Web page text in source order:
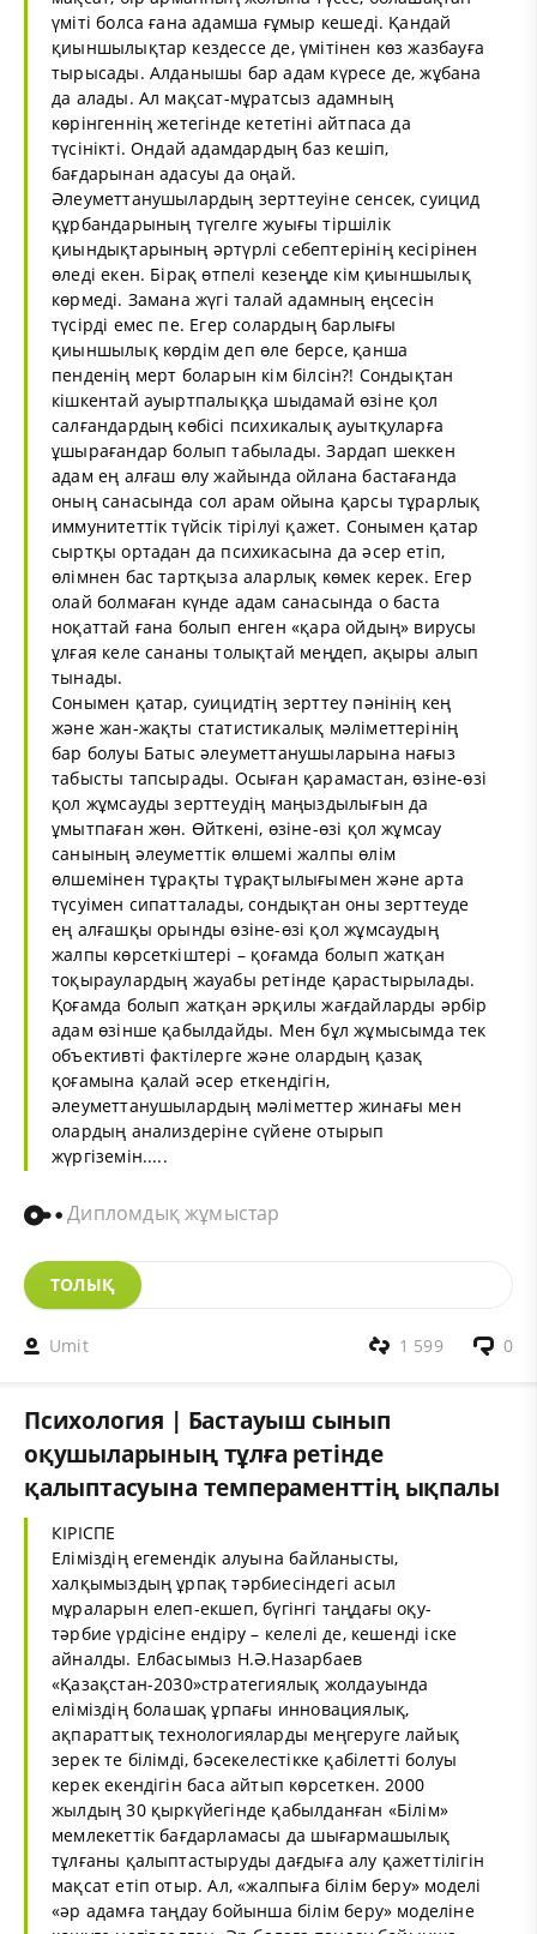
үміті болса ғана адамша ғұмыр кешеді. Қандай
қиыншылықтар кездессе де, үмітінен көз жазбауға
тырысады. Алданышы бар адам күресе де, жұбана
да алады. Ал мақсат-мұратсыз адамның
көрінгеннің жетегінде кететіні айтпаса да
түсінікті. Ондай адамдардың баз кешіп,
бағдарынан адасуы да оңай.
Әлеуметтанушылардың зерттеуіне сенсек, суицид
құрбандарының түгелге жуығы тіршілік
қиындықтарының әртүрлі себептерінің кесірінен
өледі екен. Бірақ өтпелі кезеңде кім қиыншылық
көрмеді. Замана жүгі талай адамның еңсесін
түсірді емес пе. Егер солардың барлығы
қиыншылық көрдім деп өле берсе, қанша
пенденің мерт боларын кім білсін?! Сондықтан
кішкентай ауыртпалыққа шыдамай өзіне қол
салғандардың көбісі психикалық ауытқуларға
ұшырағандар болып табылады. Зардап шеккен
адам ең алғаш өлу жайында ойлана бастағанда
оның санасында сол арам ойына қарсы тұрарлық
иммунитеттік түйсік тірілуі қажет. Сонымен қатар
сыртқы ортадан да психикасына да әсер етіп,
өлімнен бас тартқыза аларлық көмек керек. Егер
олай болмаған күнде адам санасында о баста
ноқаттай ғана болып енген «қара ойдың» вирусы
ұлғая келе сананы толықтай меңдеп, ақыры алып
тынады.
Сонымен қатар, суицидтің зерттеу пәнінің кең
және жан-жақты статистикалық мәліметтерінің
бар болуы Батыс әлеуметтанушыларына нағыз
табысты тапсырады. Осыған қарамастан, өзіне-өзі
қол жұмсауды зерттеудің маңыздылығын да
ұмытпаған жөн. Өйткені, өзіне-өзі қол жұмсау
санының әлеуметтік өлшемі жалпы өлім
өлшемінен тұрақты тұрақтылығымен және арта
түсуімен сипатталады, сондықтан оны зерттеуде
ең алғашқы орынды өзіне-өзі қол жұмсаудың
жалпы көрсеткіштері – қоғамда болып жатқан
тоқыраулардың жауабы ретінде қарастырылады.
Қоғамда болып жатқан әрқилы жағдайларды әрбір
адам өзінше қабылдайды. Мен бұл жұмысымда тек
объективті фактілерге және олардың қазақ
қоғамына қалай әсер еткендігін,
әлеуметтанушылардың мәліметтер жинағы мен
олардың анализдеріне сүйене отырып
жүргіземін.....
Дипломдық жұмыстар
ТОЛЫҚ
Umit 0
1 599
Психология | Бастауыш сынып
оқушыларының тұлға ретінде
қалыптасуына темпераменттің ықпалы
КІРІСПЕ
Еліміздің егемендік алуына байланысты,
халқымыздың ұрпақ тәрбиесіндегі асыл
мұраларын елеп-екшеп, бүгінгі таңдағы оқу-
тәрбие үрдісіне ендіру – келелі де, кешенді іске
айналды. Елбасымыз Н.Ә.Назарбаев
«Қазақстан-2030»стратегиялық жолдауында
еліміздің болашақ ұрпағы инновациялық,
ақпараттық технологияларды меңгеруге лайық
зерек те білімді, бәсекелестікке қабілетті болуы
керек екендігін баса айтып көрсеткен. 2000
жылдың 30 қыркүйегінде қабылданған «Білім»
мемлекеттік бағдарламасы да шығармашылық
тұлғаны қалыптастыруды дағдыға алу қажеттілігін
мақсат етіп отыр. Ал, «жалпыға білім беру» моделі
«әр адамға таңдау бойынша білім беру» моделіне